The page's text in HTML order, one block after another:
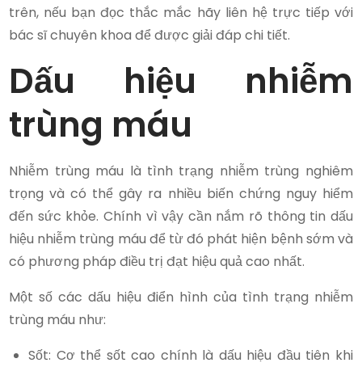
trên, nếu bạn đọc thắc mắc hãy liên hệ trực tiếp với
bác sĩ chuyên khoa để được giải đáp chi tiết.
Dấu hiệu nhiễm
trùng máu
Nhiễm trùng máu là tình trạng nhiễm trùng nghiêm
trọng và có thể gây ra nhiều biến chứng nguy hiểm
đến sức khỏe. Chính vì vậy cần nắm rõ thông tin dấu
hiệu nhiễm trùng máu để từ đó phát hiện bệnh sớm và
có phương pháp điều trị đạt hiệu quả cao nhất.
Một số các dấu hiệu điển hình của tình trạng nhiễm
trùng máu như:
Sốt: Cơ thể sốt cao chính là dấu hiệu đầu tiên khi